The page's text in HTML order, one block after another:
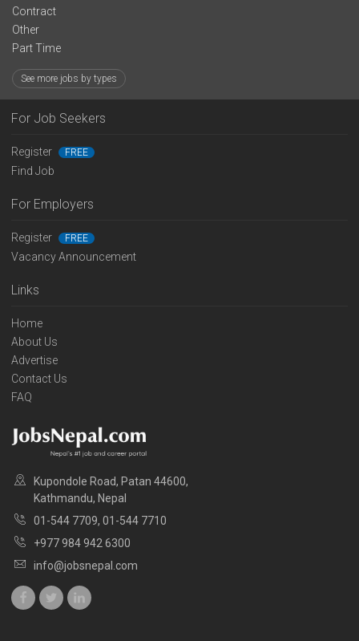
Contract
Other
Part Time
See more jobs by types
For Job Seekers
Register FREE
Find Job
For Employers
Register FREE
Vacancy Announcement
Links
Home
About Us
Advertise
Contact Us
FAQ
Kupondole Road, Patan 44600,
Kathmandu, Nepal
01-544 7709, 01-544 7710
+977 984 942 6300
info@jobsnepal.com